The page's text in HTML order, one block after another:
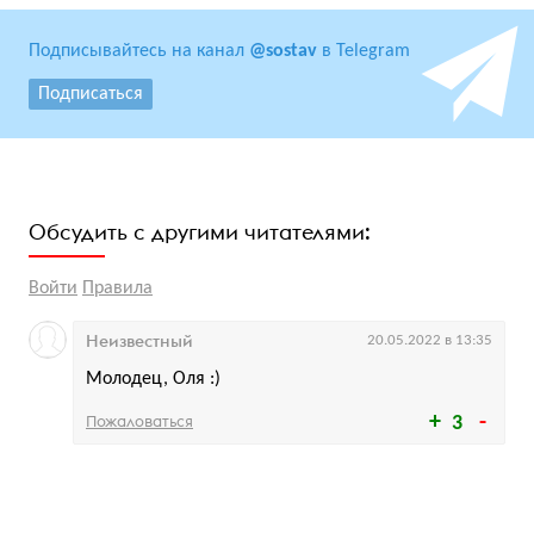
Подписывайтесь на канал @sostav в Telegram
Подписаться
Обсудить с другими читателями:
Войти Правила
3
Молодец, Оля :)
Неизвестный 20.05.2022 в 13:35
Пожаловаться